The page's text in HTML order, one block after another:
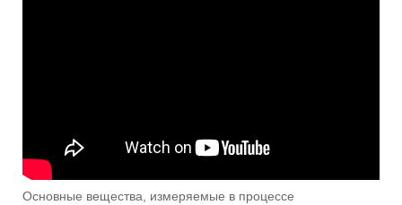
Основные вещества, измеряемые в процессе